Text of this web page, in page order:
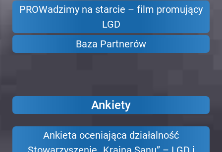
PROWadzimy na starcie – film promujący
LGD
Baza Partnerów
Ankiety
Ankieta oceniająca działalność